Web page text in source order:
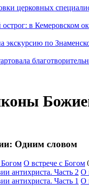
церковных
в Кемеровском
экскурсию по
Одним словом
О встрече с Богом
О
О